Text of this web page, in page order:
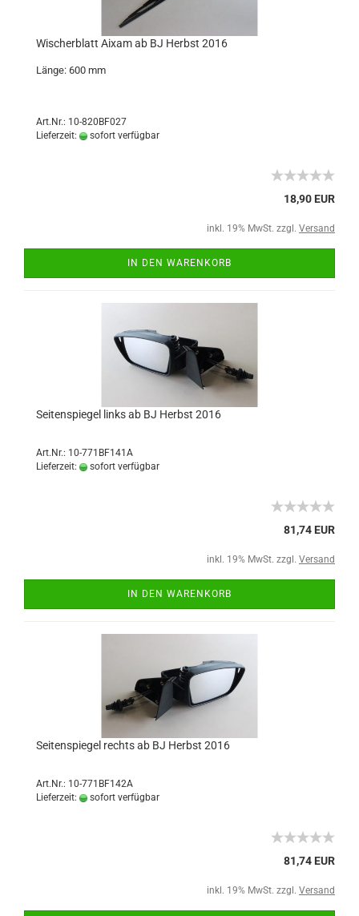
Wischerblatt Aixam ab BJ Herbst 2016
Länge: 600 mm
Art.Nr.: 10-820BF027
Lieferzeit:
sofort verfügbar
18,90 EUR
inkl. 19% MwSt. zzgl. Versand
IN DEN WARENKORB
Seitenspiegel links ab BJ Herbst 2016
Art.Nr.: 10-771BF141A
Lieferzeit:
sofort verfügbar
81,74 EUR
inkl. 19% MwSt. zzgl. Versand
IN DEN WARENKORB
Seitenspiegel rechts ab BJ Herbst 2016
Art.Nr.: 10-771BF142A
Lieferzeit:
sofort verfügbar
81,74 EUR
inkl. 19% MwSt. zzgl. Versand